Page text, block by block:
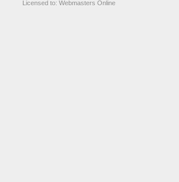
Licensed to: Webmasters Online